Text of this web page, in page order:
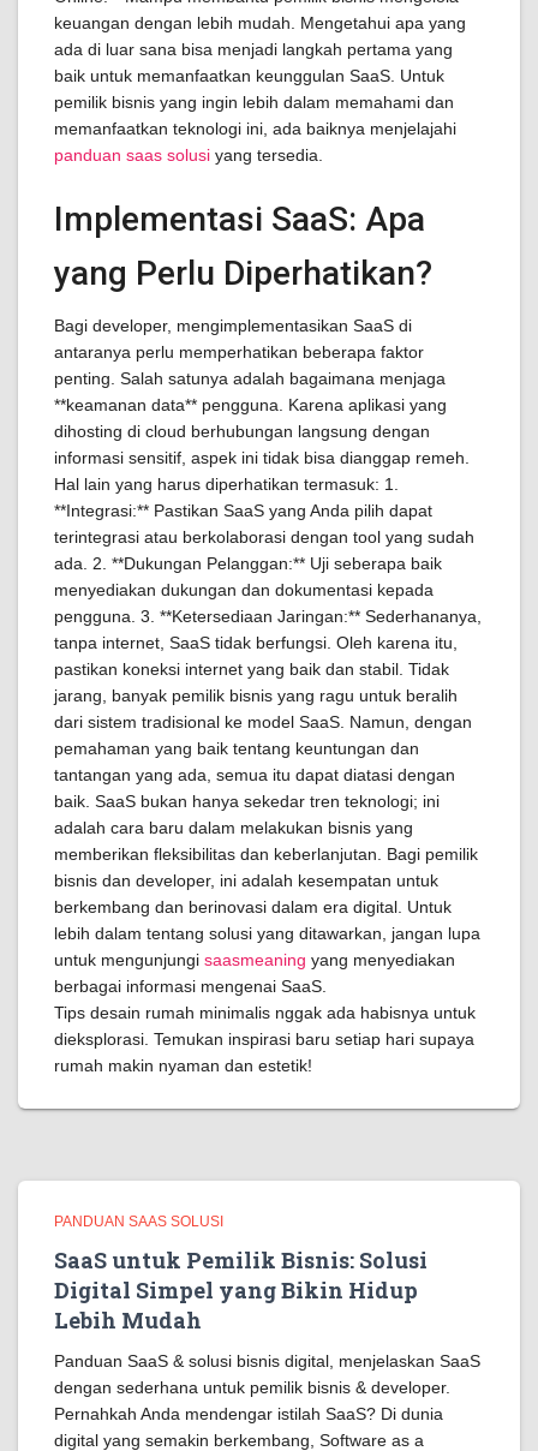
keuangan dengan lebih mudah. Mengetahui apa yang
ada di luar sana bisa menjadi langkah pertama yang
baik untuk memanfaatkan keunggulan SaaS. Untuk
pemilik bisnis yang ingin lebih dalam memahami dan
memanfaatkan teknologi ini, ada baiknya menjelajahi
panduan saas solusi yang tersedia.
Implementasi SaaS: Apa
yang Perlu Diperhatikan?
Bagi developer, mengimplementasikan SaaS di
antaranya perlu memperhatikan beberapa faktor
penting. Salah satunya adalah bagaimana menjaga
**keamanan data** pengguna. Karena aplikasi yang
dihosting di cloud berhubungan langsung dengan
informasi sensitif, aspek ini tidak bisa dianggap remeh.
Hal lain yang harus diperhatikan termasuk: 1.
**Integrasi:** Pastikan SaaS yang Anda pilih dapat
terintegrasi atau berkolaborasi dengan tool yang sudah
ada. 2. **Dukungan Pelanggan:** Uji seberapa baik
menyediakan dukungan dan dokumentasi kepada
pengguna. 3. **Ketersediaan Jaringan:** Sederhananya,
tanpa internet, SaaS tidak berfungsi. Oleh karena itu,
pastikan koneksi internet yang baik dan stabil. Tidak
jarang, banyak pemilik bisnis yang ragu untuk beralih
dari sistem tradisional ke model SaaS. Namun, dengan
pemahaman yang baik tentang keuntungan dan
tantangan yang ada, semua itu dapat diatasi dengan
baik. SaaS bukan hanya sekedar tren teknologi; ini
adalah cara baru dalam melakukan bisnis yang
memberikan fleksibilitas dan keberlanjutan. Bagi pemilik
bisnis dan developer, ini adalah kesempatan untuk
berkembang dan berinovasi dalam era digital. Untuk
lebih dalam tentang solusi yang ditawarkan, jangan lupa
untuk mengunjungi saasmeaning yang menyediakan
berbagai informasi mengenai SaaS.
Tips desain rumah minimalis nggak ada habisnya untuk
dieksplorasi. Temukan inspirasi baru setiap hari supaya
rumah makin nyaman dan estetik!
PANDUAN SAAS SOLUSI
SaaS untuk Pemilik Bisnis: Solusi
Digital Simpel yang Bikin Hidup
Lebih Mudah
Panduan SaaS & solusi bisnis digital, menjelaskan SaaS
dengan sederhana untuk pemilik bisnis & developer.
Pernahkah Anda mendengar istilah SaaS? Di dunia
digital yang semakin berkembang, Software as a